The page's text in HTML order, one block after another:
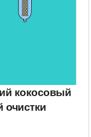
кокосовый
очистки